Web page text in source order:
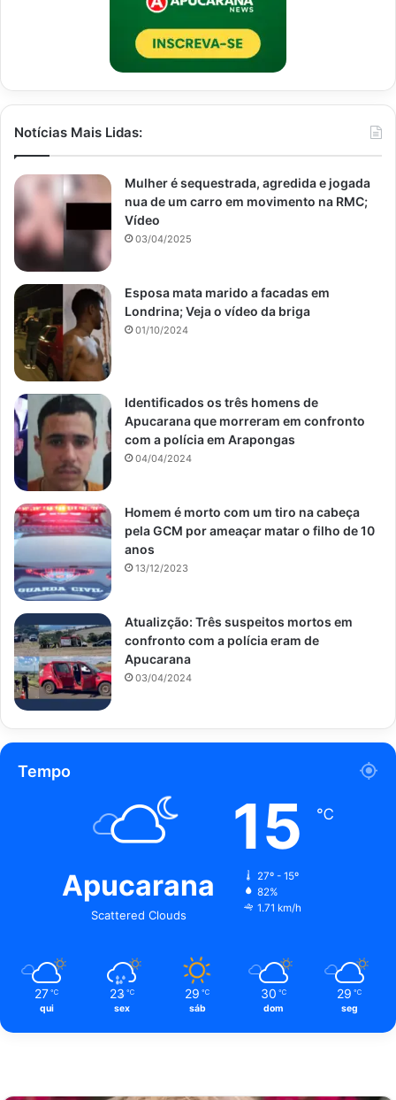
Notícias Mais Lidas:
Mulher é sequestrada, agredida e jogada
nua de um carro em movimento na RMC;
Vídeo
03/04/2025
Esposa mata marido a facadas em
Londrina; Veja o vídeo da briga
01/10/2024
Identificados os três homens de
Apucarana que morreram em confronto
com a polícia em Arapongas
04/04/2024
Homem é morto com um tiro na cabeça
pela GCM por ameaçar matar o filho de 10
anos
13/12/2023
Atualizção: Três suspeitos mortos em
confronto com a polícia eram de
Apucarana
03/04/2024
Tempo
Apucarana
Scattered Clouds
15 ℃
27º - 15º
82%
1.71 km/h
27 ℃
qui
23 ℃
sex
29 ℃
sáb
30 ℃
dom
29 ℃
seg